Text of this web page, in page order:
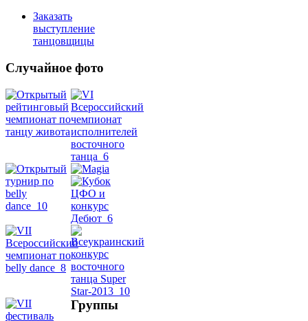
Заказать
выступление
танцовщицы
Случайное фото
Танец
живота
Группы